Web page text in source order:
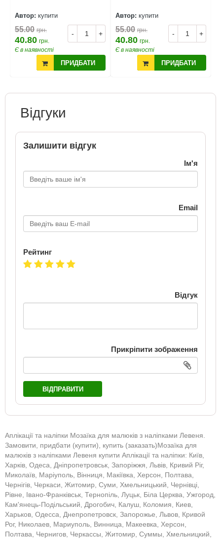
Автор: купити
- +
55.00 грн.
40.80 грн.
Є в наявності
ПРИДБАТИ
Автор: купити
- +
55.00 грн.
40.80 грн.
Є в наявності
ПРИДБАТИ
Відгуки
Залишити відгук
Ім'я
Email
Рейтинг
Відгук
Прикріпити зображення
ВІДПРАВИТИ
Аплікації та наліпки Мозаїка для малюків з наліпками Левеня.
Замовити, придбати (купити), купить (заказать)Мозаїка для
малюків з наліпками Левеня купити Аплікації та наліпки: Київ,
Харків, Одеса, Дніпропетровськ, Запоріжжя, Львів, Кривий Ріг,
Миколаїв, Маріуполь, Вінниця, Макіївка, Херсон, Полтава,
Чернігів, Черкаси, Житомир, Суми, Хмельницький, Чернівці,
Рівне, Івано-Франківськ, Тернопіль, Луцьк, Біла Церква, Ужгород,
Кам'янець-Подільський, Дрогобич, Калуш, Коломия, Киев,
Харьков, Одесса, Днепропетровск, Запорожье, Львов, Кривой
Рог, Николаев, Мариуполь, Винница, Макеевка, Херсон,
Полтава, Чернигов, Черкассы, Житомир, Суммы, Хмельницкий,